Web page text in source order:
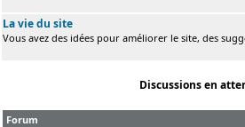
La vie du site
Vous avez des idées pour améliorer le site, des
Discussions en
Forum